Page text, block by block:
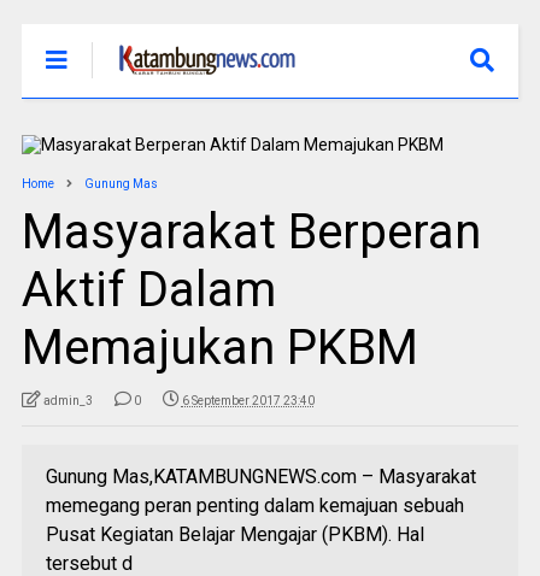
Home Gunung Mas
Masyarakat Berperan
Aktif Dalam
Memajukan PKBM
admin_3 0 6 September 2017 23:40
Gunung Mas,KATAMBUNGNEWS.com – Masyarakat
memegang peran penting dalam kemajuan sebuah
Pusat Kegiatan Belajar Mengajar (PKBM). Hal
tersebut d